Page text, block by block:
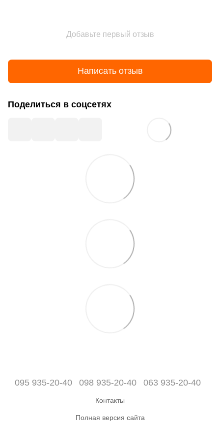
Добавьте первый отзыв
Написать отзыв
Поделиться в соцсетях
095 935-20-40 098 935-20-40 063 935-20-40
Контакты
Полная версия сайта